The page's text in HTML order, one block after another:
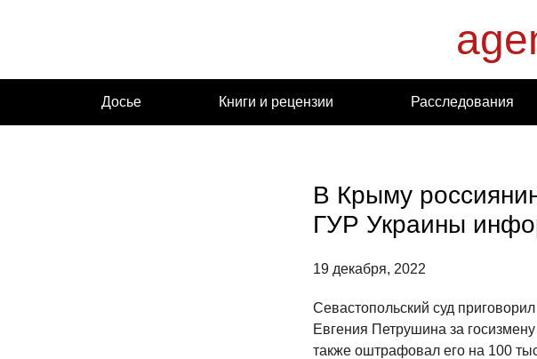
Досье Книги и рецензии Расследования
В Крыму
ГУР Украины
19 декабря, 2022
Севастопольский суд
Евгения Петрушина за
также оштрафовал его на 100